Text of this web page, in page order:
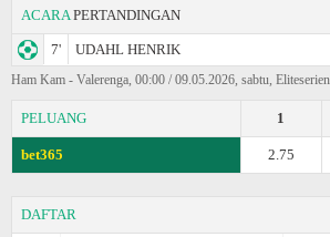
ACARA PERTANDINGAN
7' UDAHL HENRIK
Ham Kam - Valerenga, 00:00 / 09.05.2026, sabtu, Eliteserien
PELUANG 1
bet365 2.75
DAFTAR